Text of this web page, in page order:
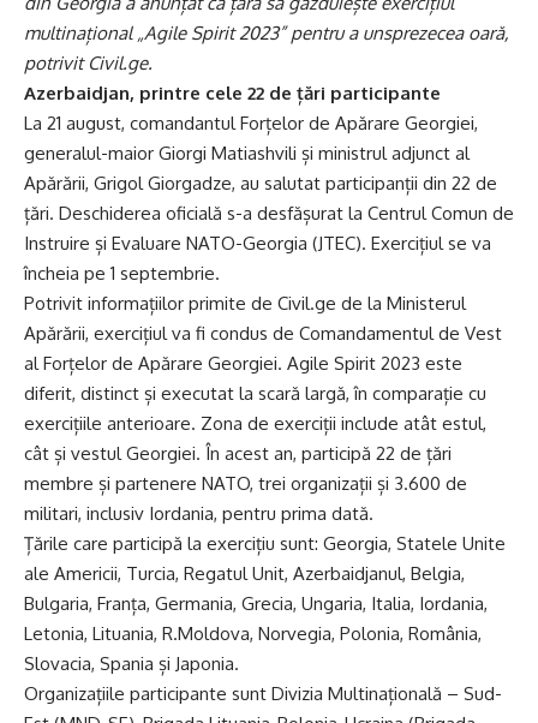
multinațional „Agile Spirit 2023” pentru a unsprezecea oară,
potrivit Civil.ge.
Azerbaidjan, printre cele 22 de țări participante
La 21 august, comandantul Forțelor de Apărare Georgiei,
generalul-maior Giorgi Matiashvili și ministrul adjunct al
Apărării, Grigol Giorgadze, au salutat participanții din 22 de
țări. Deschiderea oficială s-a desfășurat la Centrul Comun de
Instruire și Evaluare NATO-Georgia (JTEC). Exercițiul se va
încheia pe 1 septembrie.
Potrivit informațiilor primite de Civil.ge de la Ministerul
Apărării, exercițiul va fi condus de Comandamentul de Vest
al Forțelor de Apărare Georgiei. Agile Spirit 2023 este
diferit, distinct și executat la scară largă, în comparație cu
exercițiile anterioare. Zona de exerciții include atât estul,
cât și vestul Georgiei. În acest an, participă 22 de țări
membre și partenere NATO, trei organizații și 3.600 de
militari, inclusiv Iordania, pentru prima dată.
Țările care participă la exercițiu sunt: ​​Georgia, Statele Unite
ale Americii, Turcia, Regatul Unit, Azerbaidjanul, Belgia,
Bulgaria, Franța, Germania, Grecia, Ungaria, Italia, Iordania,
Letonia, Lituania, R.Moldova, Norvegia, Polonia, România,
Slovacia, Spania și Japonia.
Organizațiile participante sunt Divizia Multinațională – Sud-